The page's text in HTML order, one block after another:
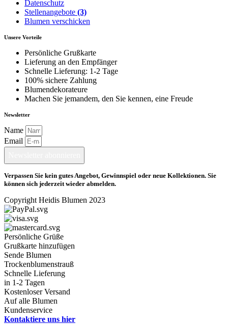
Datenschutz
Stellenangebote (3)
Blumen verschicken
Unsere Vorteile
Persönliche Grußkarte
Lieferung an den Empfänger
Schnelle Lieferung: 1-2 Tage
100% sichere Zahlung
Blumendekorateure
Machen Sie jemandem, den Sie kennen, eine Freude
Newsletter
Name
Email
Verpassen Sie kein gutes Angebot, Gewinnspiel oder neue Kollektionen. Sie
können sich jederzeit wieder abmelden.
Copyright Heidis Blumen 2023
Persönliche Grüße
Grußkarte hinzufügen
Sende Blumen
Trockenblumenstrauß
Schnelle Lieferung
in 1-2 Tagen
Kostenloser Versand
Auf alle Blumen
Kundenservice
Kontaktiere uns hier